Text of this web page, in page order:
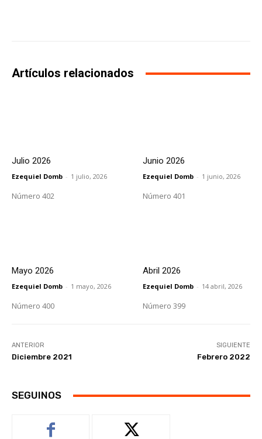
Artículos relacionados
Julio 2026
Ezequiel Domb - 1 julio, 2026
Número 402
Junio 2026
Ezequiel Domb - 1 junio, 2026
Número 401
Mayo 2026
Ezequiel Domb - 1 mayo, 2026
Número 400
Abril 2026
Ezequiel Domb - 14 abril, 2026
Número 399
ANTERIOR
Diciembre 2021
SIGUIENTE
Febrero 2022
SEGUINOS